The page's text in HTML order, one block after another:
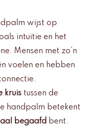
wijst op
intuïtie en het
Mensen met zo’n
voelen en hebben
kruis tussen de
handpalm betekent
begaafd bent.